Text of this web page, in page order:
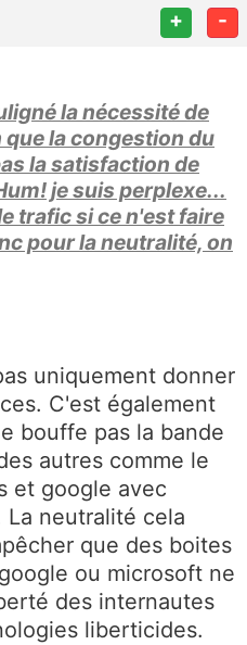
+ -
la nécessité de
la congestion du
la satisfaction de
je suis perplexe...
trafic si ce n'est faire
pour la neutralité, on
uniquement donner
C'est également
bouffe pas la bande
autres comme le
et google avec
neutralité cela
que des boites
ou microsoft ne
des internautes
liberticides.